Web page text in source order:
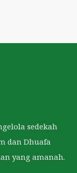
sedekah
dan Dhuafa
yang amanah.